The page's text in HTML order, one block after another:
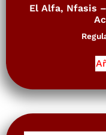
El Alfa, Nfasis